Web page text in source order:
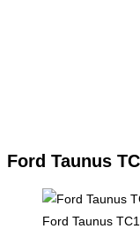
Ford Taunus
Ford Taunus